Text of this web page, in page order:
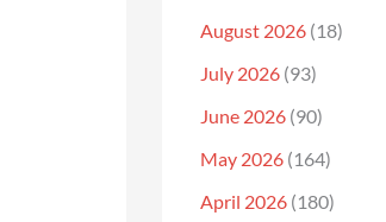
August 2026 (18)
July 2026 (93)
June 2026 (90)
May 2026 (164)
April 2026 (180)